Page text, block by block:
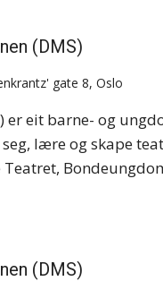
(DMS)
gate 8, Oslo
er eit barne- og
lære og skape
(DMS)